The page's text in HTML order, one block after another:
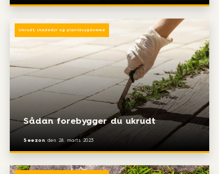
Sådan forebygger du ukrudt
Seezon den 28. marts 2023
Ukrudt, skadedyr og plantesygdomme